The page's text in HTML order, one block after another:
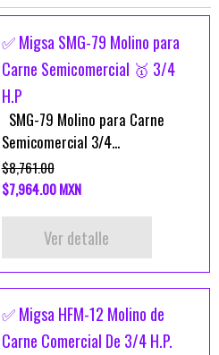
✅ Migsa SMG-79 Molino para
Carne Semicomercial 🥇 3/4
H.P
SMG-79 Molino para Carne
Semicomercial 3/4...
$8,761.00
$7,964.00 MXN
Ver detalle
✅ Migsa HFM-12 Molino de
Carne Comercial De 3/4 H.P.